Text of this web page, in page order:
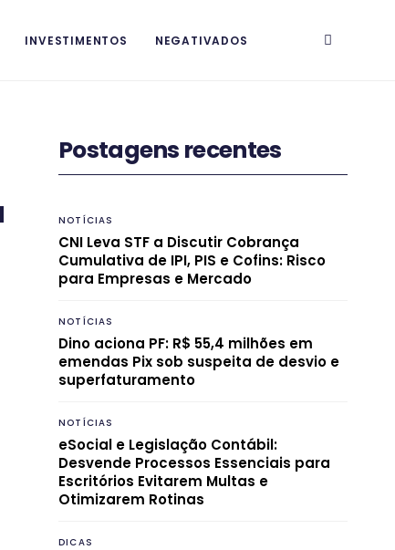
INVESTIMENTOS NEGATIVADOS
Postagens recentes
NOTÍCIAS
CNI Leva STF a Discutir Cobrança
Cumulativa de IPI, PIS e Cofins: Risco
para Empresas e Mercado
NOTÍCIAS
Dino aciona PF: R$ 55,4 milhões em
emendas Pix sob suspeita de desvio e
superfaturamento
NOTÍCIAS
eSocial e Legislação Contábil:
Desvende Processos Essenciais para
Escritórios Evitarem Multas e
Otimizarem Rotinas
DICAS